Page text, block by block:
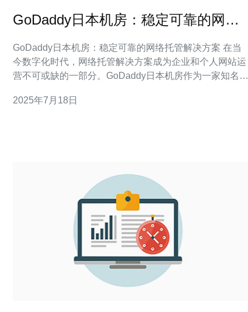
GoDaddy日本机房：稳定可靠的网络
GoDaddy日本机房：稳定可靠的网络托管解决方案 在当
今数字化时代，网络托管解决方案成为企业和个人网站运
营不可或缺的一部分。GoDaddy日本机房作为一家知名的
将介绍GoDaddy日本机房的优势和特点，帮助您更好地了
2025年7月18日